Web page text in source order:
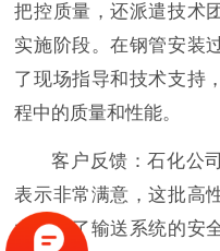
把控质量，还派遣技术
实施阶段。在钢管安装
了现场指导和技术支持
程中的质量和性能。
客户反馈：石化公
表示非常满意，这批高
大提升了输送系统的安